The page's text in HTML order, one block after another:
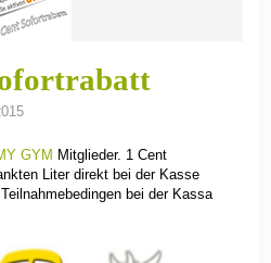
GYM Mitglieder. 1 Cent
Liter direkt bei der Kasse
bei der Kassa